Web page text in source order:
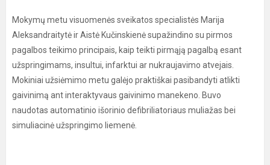
Mokymų metu visuomenės sveikatos specialistės Marija
Aleksandraitytė ir Aistė Kučinskienė supažindino su pirmos
pagalbos teikimo principais, kaip teikti pirmąją pagalbą esant
užspringimams, insultui, infarktui ar nukraujavimo atvejais.
Mokiniai užsiėmimo metu galėjo praktiškai pasibandyti atlikti
gaivinimą ant interaktyvaus gaivinimo manekeno. Buvo
naudotas automatinio išorinio defibriliatoriaus muliažas bei
simuliacinė užspringimo liemenė.